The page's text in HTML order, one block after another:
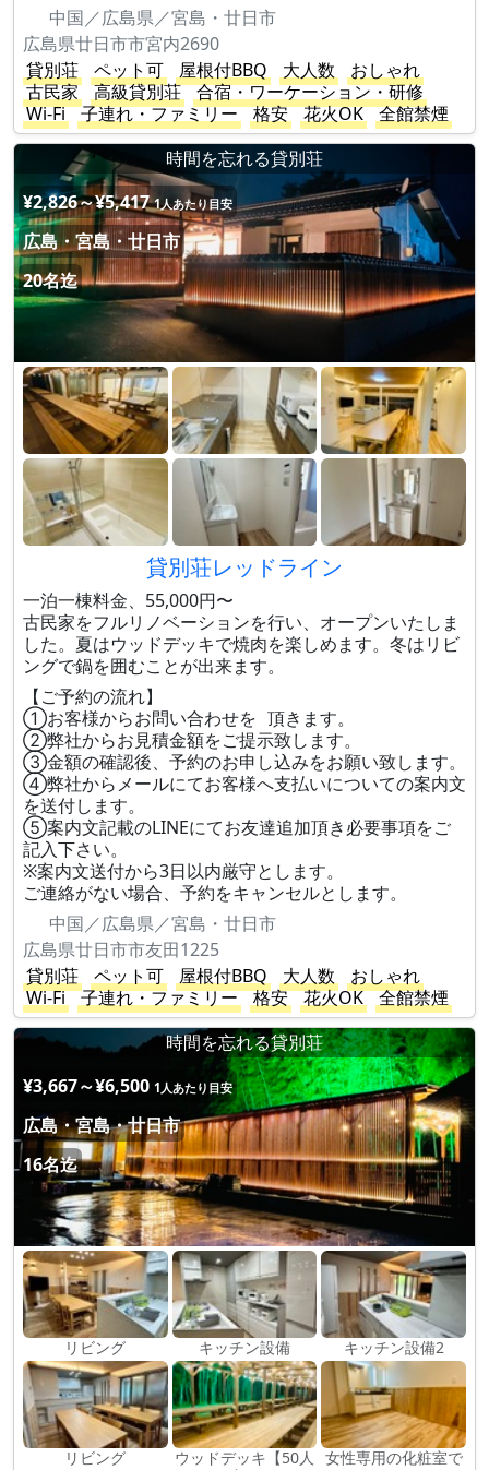
中国／広島県／宮島・廿日市
広島県廿日市市宮内2690
貸別荘
ペット可 屋根付BBQ 大人数
おしゃれ
古民家
高級貸別荘
合宿・ワーケーション・研修
Wi-Fi
子連れ・ファミリー 格安 花火OK
全館禁煙
時間を忘れる貸別荘
¥2,826～¥5,417 1人あたり目安
広島・宮島・廿日市
20名迄
貸別荘レッドライン
一泊一棟料金、55,000円〜
古民家をフルリノベーションを行い、オープンいたしま
した。夏はウッドデッキで焼肉を楽しめます。冬はリビ
ングで鍋を囲むことが出来ます。
【ご予約の流れ】
①お客様からお問い合わせを 頂きます。
②弊社からお見積金額をご提示致します。
③金額の確認後、予約のお申し込みをお願い致します。
④弊社からメールにてお客様へ支払いについての案内文
を送付します。
⑤案内文記載のLINEにてお友達追加頂き必要事項をご
記入下さい。
※案内文送付から3日以内厳守とします。
ご連絡がない場合、予約をキャンセルとします。
中国／広島県／宮島・廿日市
広島県廿日市市友田1225
貸別荘
ペット可 屋根付BBQ 大人数
おしゃれ
Wi-Fi
子連れ・ファミリー 格安 花火OK
全館禁煙
時間を忘れる貸別荘
¥3,667～¥6,500 1人あたり目安
広島・宮島・廿日市
16名迄
リビング キッチン設備 キッチン設備2
リビング
ウッドデッキ【50人
女性専用の化粧室で